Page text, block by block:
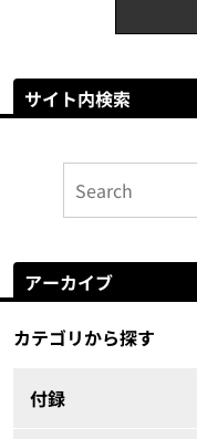
サイト内検索
アーカイブ
カテゴリから探す
付録